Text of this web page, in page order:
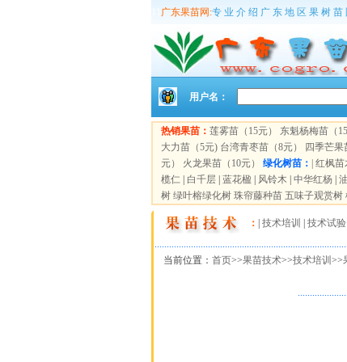
广东果苗网:专 业 介 绍 广 东 地 区 果 树 苗
用户名：
热销果苗： 莲雾苗（15元） 东魁杨梅苗（
大力苗（5元) 台湾青枣苗（8元） 四季芒果
元） 火龙果苗（10元） 绿化树苗： 红枫苗
榄仁
白千层 蓝花楹 风铃木 中华红杨
树 绿叶榕绿化树 珠帘藤种苗 五味子观赏树
： 技术培训 技术试验
当前位置： 首页>>果苗技术>>技术培训 >>